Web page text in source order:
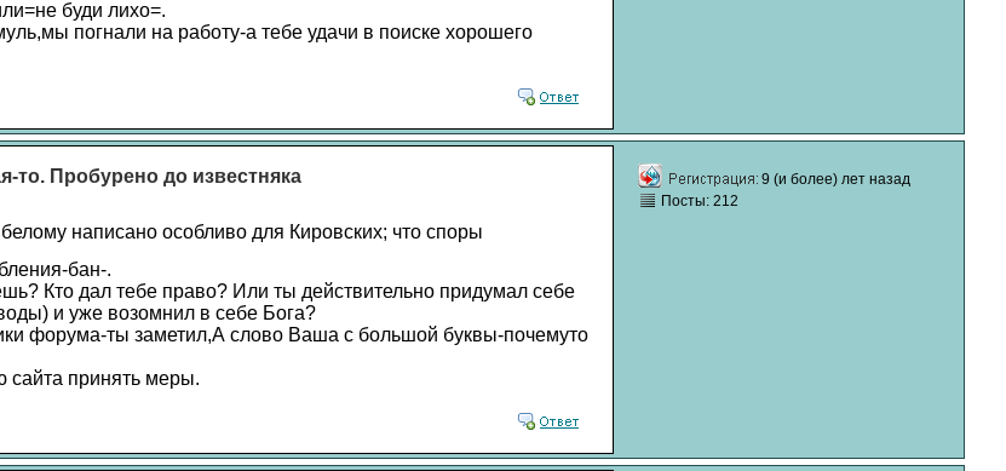
буди лихо=.
погнали на работу-а тебе удачи в поиске хорошего
то. Пробурено до известняка
белому написано особливо для Кировских; что споры
бан-.
Кто дал тебе право? Или ты действительно придумал себе
и уже возомнил в себе Бога?
форума-ты заметил,А слово Ваша с большой буквы-почемуто
принять меры.
9 (и более) лет назад
Посты: 212